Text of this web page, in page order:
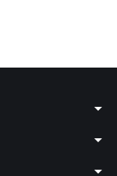
arrow_drop_down
arrow_drop_down
arrow_drop_down